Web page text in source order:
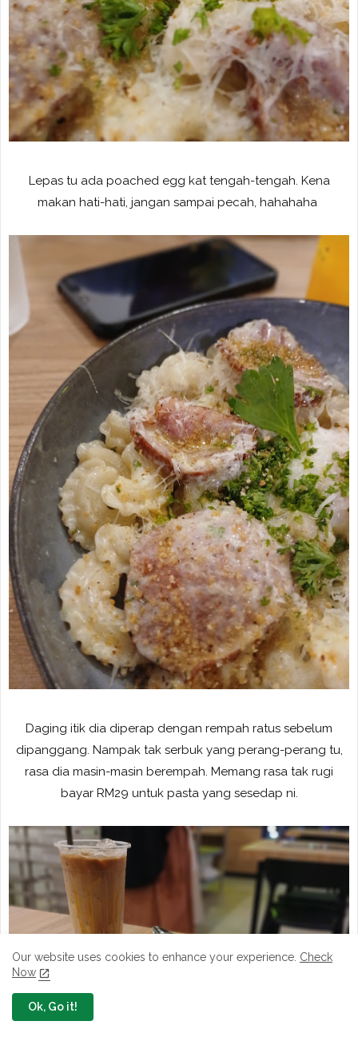
Lepas tu ada poached egg kat tengah-tengah. Kena
makan hati-hati, jangan sampai pecah, hahahaha
Daging itik dia diperap dengan rempah ratus sebelum
dipanggang. Nampak tak serbuk yang perang-perang tu,
rasa dia masin-masin berempah. Memang rasa tak rugi
bayar RM29 untuk pasta yang sesedap ni.
Our website uses cookies to enhance your experience. Check
Now
Ok, Go it!